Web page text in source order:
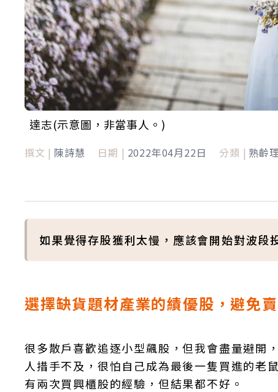
達志(示意圖，非當事人。)
撰文 | 陳詩慧 日期 | 2022年04月22日 分類 | 熟齡
如果覺得存股獲利太慢，應該會開始對波段
選擇缺貨題材產業的績優股，避免
很多散戶喜歡追逐小型飆股，但我會盡量避開
人措手不及，很怕自己成為最後一隻買進的老
有兩次買興櫃股的經驗，但結果都不好。